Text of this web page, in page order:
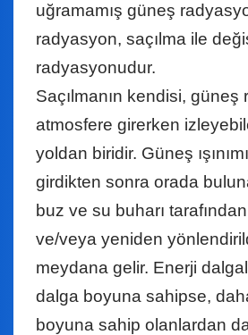
uğramamış güneş
radyasyon, saçılma ile
radyasyonudur.
Saçılmanın kendisi,
atmosfere girerken
yoldan biridir. Güneş
girdikten sonra orada
buz ve su buharı tarafından
ve/veya yeniden
meydana gelir. Enerji
dalga boyuna sahipse,
boyuna sahip olanlardan